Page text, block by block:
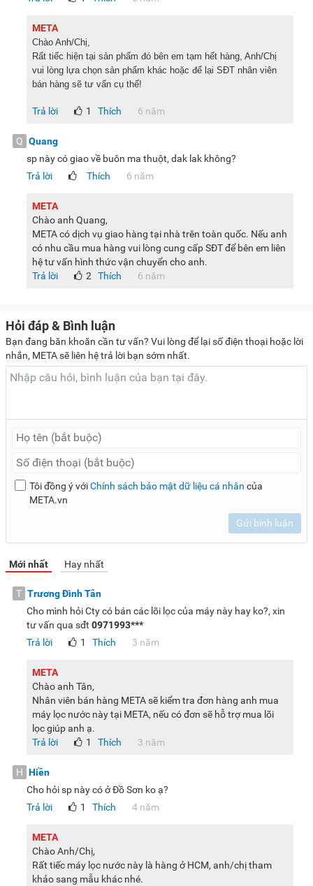
Thời gian thay thế lõi lọc
Thời gian thay thế lõi lọc nhanh hay chậm còn phụ thuộc
nguồn nước máy (nước thuỷ cục) để cân nhắc thay thế lõi
lọc khi sử dụng thiết bị này nhé:
Lõi số 1 - PP 5 micron thay lõi sau 3 - 6 tháng sử dụng.
tháng sử dụng.
Lõi số 3 - PP 1 micron thay lõi sau 6 - 12 tháng sử dụng.
Lõi số 4 - Màng RO thay lõi sau 12 - 24 tháng sử dụng.
Lõi số 5 - Lõi post carbon thay lõi sau 6 - 12 tháng sử
Nếu bạn đang cần một thiết bị lọc nước, cung cấp nước
sạch, an toàn đáp ứng tốt nhu cầu sử dụng hằng ngày đồng
thời có thể tạo nước nóng, nước lạnh để tối ưu chi phí, không
cần sắm thêm cây nước nóng lạnh thì FujiE WPD5300C
Hình ảnh sản phẩm chỉ có tính chất minh họa, chi tiết
sản phẩm, màu sắc có thể thay đổi tùy theo sản phẩm thực
tế.
META
Chào Anh/Chị,
Rất tiếc hiện tại sản phẩm đó bên em tạm hết hàng, Anh/Chị
vui lòng lựa chọn sản phẩm khác hoặc để lại SĐT nhân viên
bán hàng sẽ tư vấn cụ thể!
Trả lời Thích
1 6 năm
Q Quang
sp này có giao về buôn ma thuột, dak lak không?
Trả lời
Thích 6 năm
META
Chào anh Quang,
META có dịch vụ giao hàng tại nhà trên toàn quốc. Nếu anh
có nhu cầu mua hàng vui lòng cung cấp SĐT để bên em liên
hệ tư vấn hình thức vận chuyển cho anh.
Trả lời
Thích
2 6 năm
Hỏi đáp & Bình luận
Bạn đang băn khoăn cần tư vấn? Vui lòng để lại số điện thoại hoặc lời
nhắn, META sẽ liên hệ trả lời bạn sớm nhất.
Tôi đồng ý vớiChính sách bảo mật dữ liệu cá nhân của
META.vn
Gửi bình luận
Mới nhất Hay nhất
T Trương Đình Tân
Cho mình hỏi Cty có bán các lõi lọc của máy này hay ko?, xin
tư vấn qua sđt 0971993***
Trả lời
Thích
1 3 năm
META
Chào anh Tân,
Nhân viên bán hàng META sẽ kiểm tra đơn hàng anh mua
máy lọc nước này tại META, nếu có đơn sẽ hỗ trợ mua lõi
lọc giúp anh ạ.
Trả lời
Thích
1 3 năm
H Hiền
Cho hỏi sp này có ở Đồ Sơn ko ạ?
Trả lời
Thích
1 4 năm
META
Chào Anh/Chị,
Rất tiếc máy lọc nước này là hàng ở HCM, anh/chị tham
khảo sang mẫu khác nhé.